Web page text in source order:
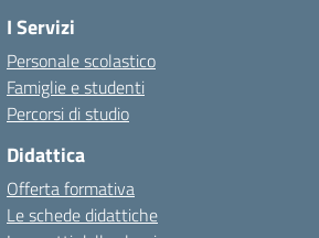
I Servizi
Personale scolastico
Famiglie e studenti
Percorsi di studio
Didattica
Offerta formativa
Le schede didattiche